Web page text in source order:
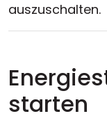
auszuschalten.
starten